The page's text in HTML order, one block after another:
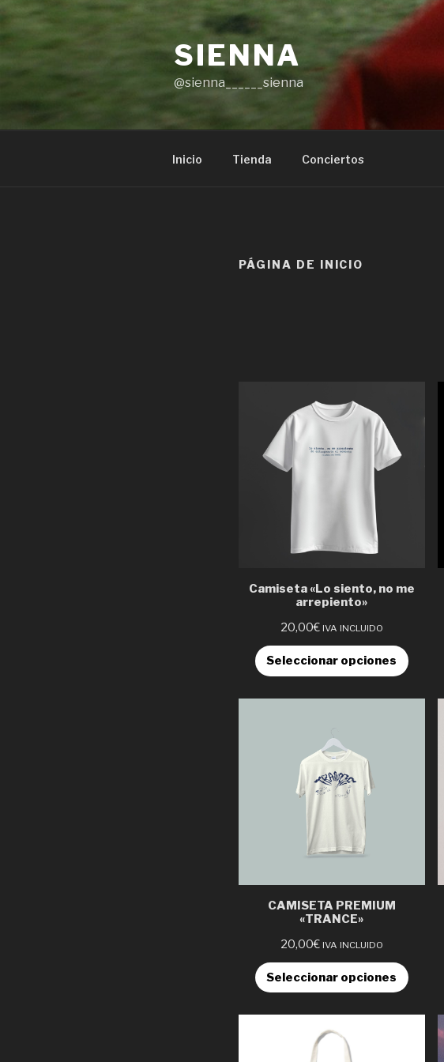
SIENNA
@sienna______sienna
Inicio Tienda Conciertos
PÁGINA DE INICIO
Camiseta «Lo siento, no me
arrepiento»
20,00€ IVA INCLUIDO
Seleccionar opciones
CAMISETA PREMIUM
«TRANCE»
20,00€ IVA INCLUIDO
Seleccionar opciones